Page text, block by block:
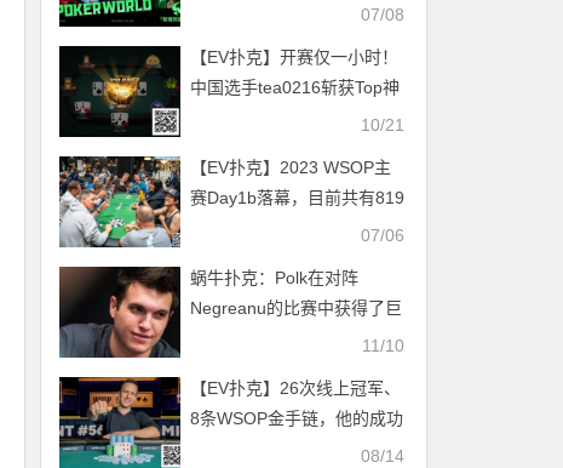
07/08
【EV扑克】开赛仅一小时！
中国选手tea0216斩获Top神
秘赏金，超越冠军成最大赢
10/21
【EV扑克】2023 WSOP主
赛Day1b落幕，目前共有819
07/06
蜗牛扑克：Polk在对阵
Negreanu的比赛中获得了巨
11/10
【EV扑克】26次线上冠军、
8条WSOP金手链，他的成功
08/14